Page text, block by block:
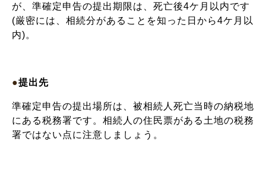
が、準確定申告の提出期限は、死亡後4ケ月以内です
(厳密には、相続分があることを知った日から4ケ月以
内)。
●提出先
準確定申告の提出場所は、被相続人死亡当時の納税地
にある税務署です。相続人の住民票がある土地の税務
署ではない点に注意しましょう。